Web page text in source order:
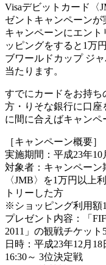
Visaデビットカード〈
ゼントキャンペーンが
キャンペーンにエン
ッピングをすると1万
ブワールドカップ ジ
当たります。
すでにカードをお持
方・りそな銀行に口座
に間に合えばキャンペ
［キャンペーン概要］
実施期間：平成23年10
対象者：キャンペーン
〈JMB〉を1万円以上
トリーした方
※ショッピング利用額
プレゼント内容：「
2011」の観戦チケット
日時：平成23年12月18
16:30～ 3位決定戦